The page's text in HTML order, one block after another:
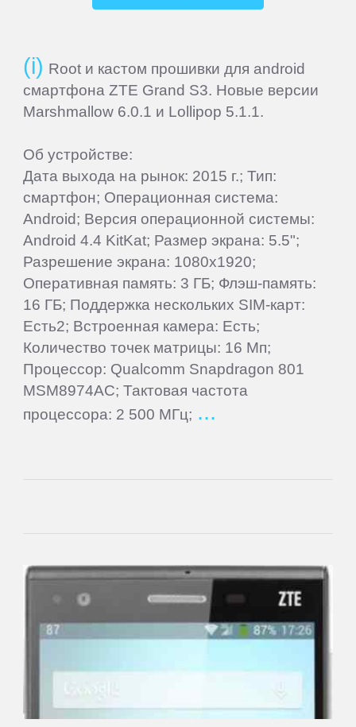
Root и кастом прошивки для android
смартфона ZTE Grand S3. Новые версии
Marshmallow 6.0.1 и Lollipop 5.1.1.
Об устройстве:
Дата выхода на рынок: 2015 г.; Тип:
смартфон; Операционная система:
Android; Версия операционной системы:
Android 4.4 KitKat; Размер экрана: 5.5";
Разрешение экрана: 1080x1920;
Оперативная память: 3 ГБ; Флэш-память:
16 ГБ; Поддержка нескольких SIM-карт:
Есть2; Встроенная камера: Есть;
Количество точек матрицы: 16 Мп;
Процессор: Qualcomm Snapdragon 801
MSM8974AC; Тактовая частота
процессора: 2 500 МГц;